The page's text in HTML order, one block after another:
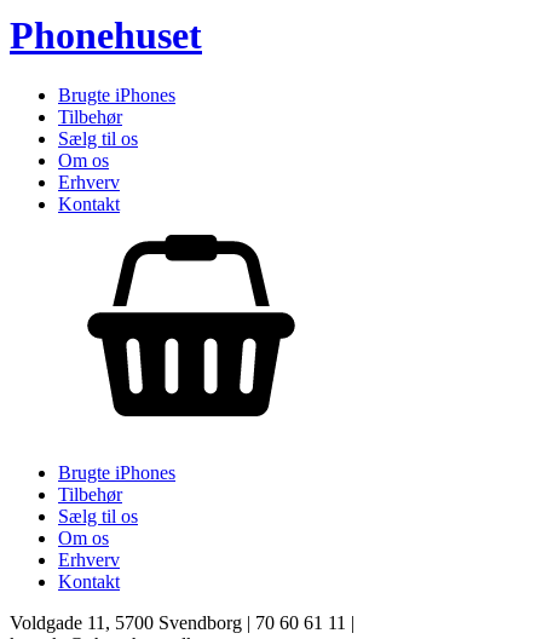
Phonehuset
Brugte iPhones
Tilbehør
Sælg til os
Om os
Erhverv
Kontakt
Brugte iPhones
Tilbehør
Sælg til os
Om os
Erhverv
Kontakt
Voldgade 11, 5700 Svendborg | 70 60 61 11 |